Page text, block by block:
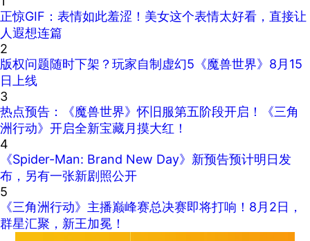
正惊GIF：表情如此羞涩！美女这个表情太好看，直接让
人遐想连篇
2
版权问题随时下架？玩家自制虚幻5《魔兽世界》8月15
日上线
3
热点预告：《魔兽世界》怀旧服第五阶段开启！《三角
洲行动》开启全新宝藏月摸大红！
4
《Spider-Man: Brand New Day》新预告预计明日发
布，另有一张新剧照公开
5
《三角洲行动》主播巅峰赛总决赛即将打响！8月2日，
群星汇聚，新王加冕！